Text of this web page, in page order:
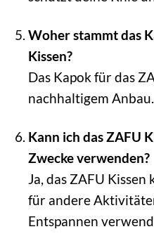
Woher stammt das
Kissen?
Das Kapok für das
nachhaltigem Anbau.
Kann ich das ZAFU
Zwecke verwenden?
Ja, das ZAFU Kissen
für andere
Entspannen